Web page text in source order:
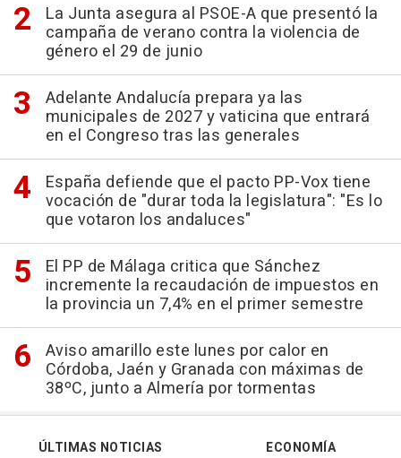
La Junta asegura al PSOE-A que presentó la
campaña de verano contra la violencia de
género el 29 de junio
Adelante Andalucía prepara ya las
municipales de 2027 y vaticina que entrará
en el Congreso tras las generales
España defiende que el pacto PP-Vox tiene
vocación de "durar toda la legislatura": "Es lo
que votaron los andaluces"
El PP de Málaga critica que Sánchez
incremente la recaudación de impuestos en
la provincia un 7,4% en el primer semestre
Aviso amarillo este lunes por calor en
Córdoba, Jaén y Granada con máximas de
38ºC, junto a Almería por tormentas
ÚLTIMAS NOTICIAS
ECONOMÍA